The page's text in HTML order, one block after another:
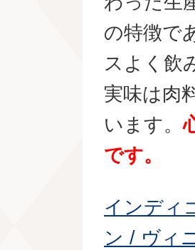
の特徴で
スよく飲
実味は肉
います。
です。
インディ
ン / ヴィ